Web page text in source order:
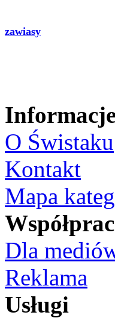
zawiasy
O Świstaku
Kontakt
Mapa
Dla
Reklama
Usługi